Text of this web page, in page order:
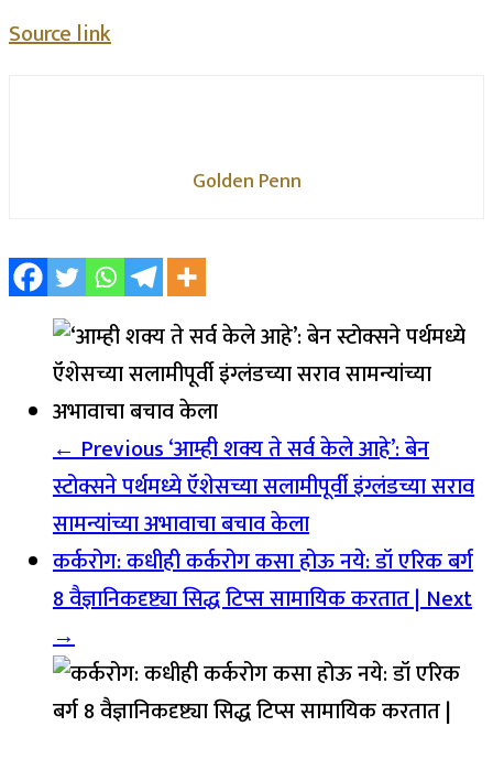
Source link
Golden Penn
← Previous‘आम्ही शक्य ते सर्व केले आहे’: बेन
स्टोक्सने पर्थमध्ये ऍशेसच्या सलामीपूर्वी इंग्लंडच्या सराव
सामन्यांच्या अभावाचा बचाव केला
कर्करोग: कधीही कर्करोग कसा होऊ नये: डॉ एरिक बर्ग
8 वैज्ञानिकदृष्ट्या सिद्ध टिप्स सामायिक करतात |Next
→